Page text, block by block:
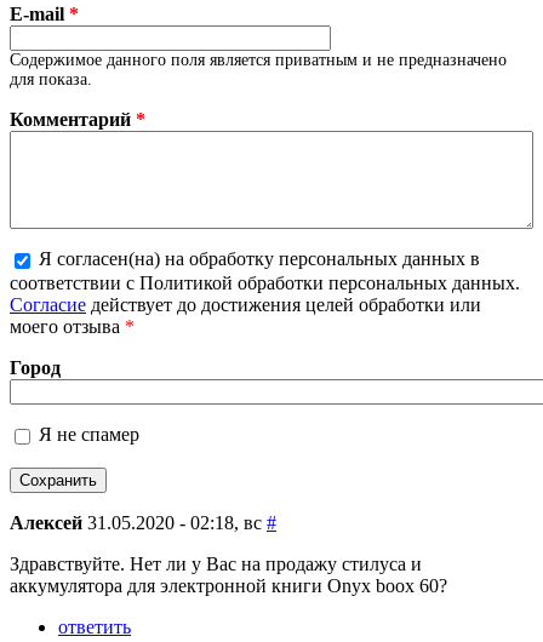
E-mail *
Содержимое данного поля является приватным и не предназначено
для показа.
Комментарий *
Более подробная информация о текстовых
форматах
Я согласен(на) на обработку персональных данных в
соответствии с Политикой обработки персональных данных.
Согласие действует до достижения целей обработки или
моего отзыва *
Город
Я не спамер
Я спамер
Алексей 31.05.2020 - 02:18, вс #
Здравствуйте. Нет ли у Вас на продажу стилуса и
аккумулятора для электронной книги Onyx boox 60?
ответить